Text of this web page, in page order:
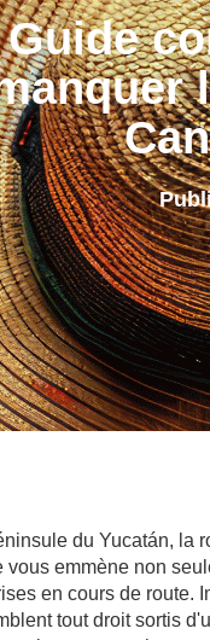
Guide
du Yucatán, la
emmène non
en cours de route.
tout droit sortis